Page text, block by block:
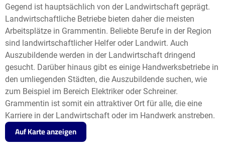
Gegend ist hauptsächlich von der Landwirtschaft geprägt.
Landwirtschaftliche Betriebe bieten daher die meisten
Arbeitsplätze in Grammentin. Beliebte Berufe in der Region
sind landwirtschaftlicher Helfer oder Landwirt. Auch
Auszubildende werden in der Landwirtschaft dringend
gesucht. Darüber hinaus gibt es einige Handwerksbetriebe in
den umliegenden Städten, die Auszubildende suchen, wie
zum Beispiel im Bereich Elektriker oder Schreiner.
Grammentin ist somit ein attraktiver Ort für alle, die eine
Karriere in der Landwirtschaft oder im Handwerk anstreben.
Auf Karte anzeigen